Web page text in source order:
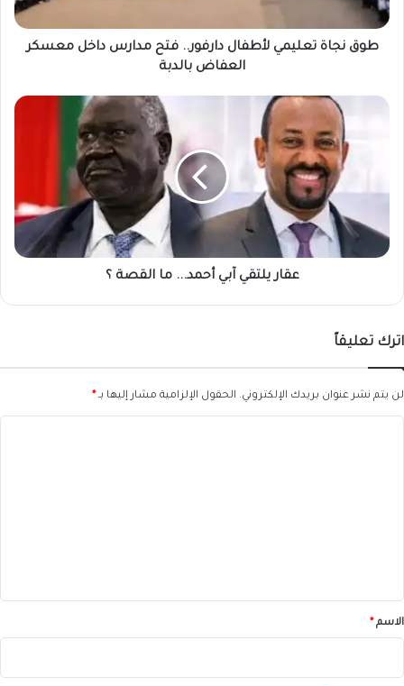
داخل
معسكر
العفاض
طوق نجاة تعليمي لأطفال دارفور.. فتح مدارس داخل معسكر
العفاض بالدبة
عقار
عقار يلتقي آبي أحمد... ما القصة ؟
اترك تعليقاً
لن يتم نشر عنوان بريدك الإلكتروني. الحقول الإلزامية مشار إليها بـ*
*الاسم*